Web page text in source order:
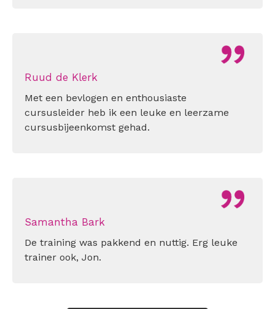
Ruud de Klerk
Met een bevlogen en enthousiaste
cursusleider heb ik een leuke en leerzame
cursusbijeenkomst gehad.
Samantha Bark
De training was pakkend en nuttig. Erg leuke
trainer ook, Jon.